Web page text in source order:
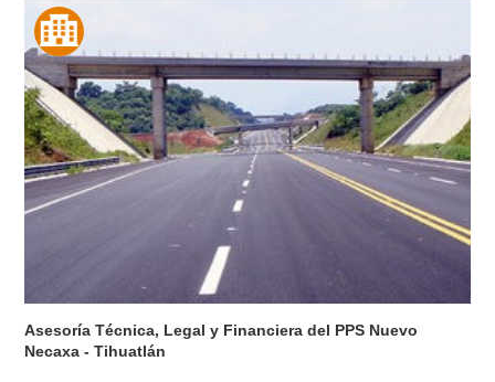
Asesoría Técnica, Legal y Financiera del PPS Nuevo
Necaxa - Tihuatlán